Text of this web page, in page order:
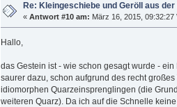
Re: Kleingeschiebe und Geröll aus
«Antwort #10 am: März 16, 2015, 09:32:27
Hallo,
das Gestein ist - wie schon gesagt wurde -
saurer dazu, schon aufgrund des recht
idiomorphen Quarzeinsprenglingen (die
weiteren Quarz). Da ich auf die Schnelle